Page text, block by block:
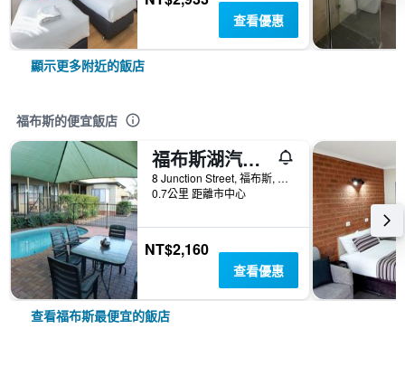
查看優惠
顯示更多附近的飯店
福布斯的便宜飯店
福布斯湖汽車旅館
8 Junction Street, 福布斯, NSW, 澳洲
0.7公里 距離市中心
NT$2,160
查看優惠
查看福布斯最便宜的飯店